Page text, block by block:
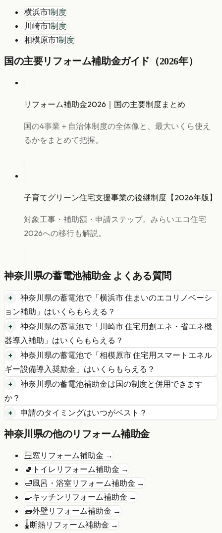
横浜市1制度
川崎市1制度
相模原市1制度
国の主要リフォーム補助金ガイド（2026年）
リフォーム補助金2026｜国の主要制度まとめ
国の4事業＋自治体制度の全体像と、最大いくら使え
るかをまとめて把握。
子育てグリーン住宅支援事業の後継制度【2026年版】
対象工事・補助額・申請ステップ。みらいエコ住宅
2026への移行も解説。
神奈川県の蓄電池補助金 よくある質問
神奈川県の蓄電池で「横浜市 住まいのエコリノベーシ
ョン補助 」はいくらもらえる？
神奈川県の蓄電池で「 川崎市 住宅用創エネ・省エネ機
器導入補助 」はいくらもらえる？
神奈川県の蓄電池で「相模原市 住宅用スマートエネル
ギー設備導入奨励金 」はいくらもらえる？
神奈川県の蓄電池補助金は国の制度と併用できます
か？
申請のタイミングはいつがベスト？
神奈川県の他のリフォーム補助金
🪟 窓リフォーム補助金 →
🚽 トイレリフォーム補助金 →
🛁風呂・浴室リフォーム補助金 →
🍳キッチンリフォーム補助金 →
🧱外壁リフォーム補助金 →
🌡️断熱リフォーム補助金 →